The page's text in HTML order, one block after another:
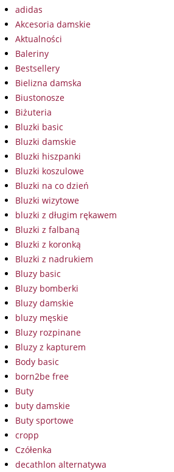
adidas
Akcesoria damskie
Aktualności
Baleriny
Bestsellery
Bielizna damska
Biustonosze
Biżuteria
Bluzki basic
Bluzki damskie
Bluzki hiszpanki
Bluzki koszulowe
Bluzki na co dzień
Bluzki wizytowe
bluzki z długim rękawem
Bluzki z falbaną
Bluzki z koronką
Bluzki z nadrukiem
Bluzy basic
Bluzy bomberki
Bluzy damskie
bluzy męskie
Bluzy rozpinane
Bluzy z kapturem
Body basic
born2be free
Buty
buty damskie
Buty sportowe
cropp
Czółenka
decathlon alternatywa